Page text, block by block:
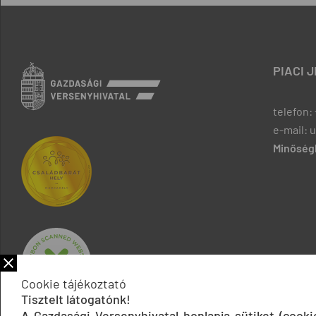
PIACI
telefon:
e-mail:
Cookie tájékoztató
Tisztelt látogatónk!